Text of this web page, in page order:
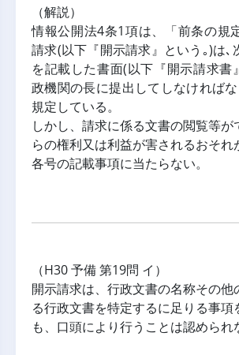
（解説）
情報公開法4条1項は、「前条の規
請求(以下『開示請求』という｡)は､
を記載した書面(以下『開示請求書
政機関の長に提出してしなければ
規定している。
しかし、請求に係る文書の閲覧等が
らの権利又は利益が害されるおそれ
各号の記載事項に当たらない。
（H30 予備 第19問 イ）
開示請求は、行政文書の名称その他
る行政文書を特定するに足りる事項
も、口頭により行うことは認められ